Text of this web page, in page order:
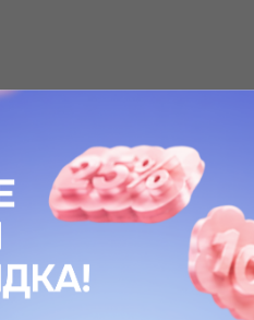
проработки контуров лица и
морщин, снятие отеков с